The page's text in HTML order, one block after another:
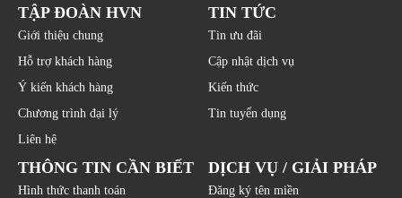
TẬP ĐOÀN HVN
Giới thiệu chung
Hỗ trợ khách hàng
Ý kiến khách hàng
Chương trình đại lý
Liên hệ
TIN TỨC
Tin ưu đãi
Cập nhật dịch vụ
Kiến thức
Tin tuyển dụng
THÔNG TIN CẦN BIẾT
Hình thức thanh toán
DỊCH VỤ / GIẢI PHÁP
Đăng ký tên miền